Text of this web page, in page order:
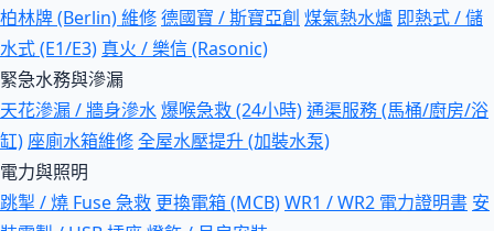
柏林牌 (Berlin) 維修德國寶 / 斯寶亞創 煤氣熱水爐 即熱式 / 儲
水式 (E1/E3) 真火 / 樂信 (Rasonic)
緊急水務與滲漏
天花滲漏 / 牆身滲水爆喉急救 (24小時)通渠服務 (馬桶/廚房/浴
缸) 座廁水箱維修全屋水壓提升 (加裝水泵)
電力與照明
跳掣 / 燒 Fuse 急救 更換電箱 (MCB)WR1 / WR2 電力證明書 安